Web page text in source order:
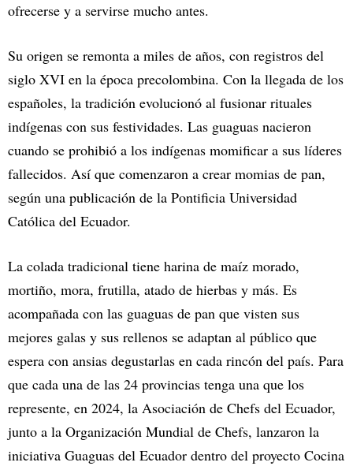
ofrecerse y a servirse mucho antes.
Su origen se remonta a miles de años, con registros del
siglo XVI en la época precolombina. Con la llegada de los
españoles, la tradición evolucionó al fusionar rituales
indígenas con sus festividades. Las guaguas nacieron
cuando se prohibió a los indígenas momificar a sus líderes
fallecidos. Así que comenzaron a crear momias de pan,
según una publicación de la Pontificia Universidad
Católica del Ecuador.
La colada tradicional tiene harina de maíz morado,
mortiño, mora, frutilla, atado de hierbas y más. Es
acompañada con las guaguas de pan que visten sus
mejores galas y sus rellenos se adaptan al público que
espera con ansias degustarlas en cada rincón del país. Para
que cada una de las 24 provincias tenga una que los
represente, en 2024, la Asociación de Chefs del Ecuador,
junto a la Organización Mundial de Chefs, lanzaron la
iniciativa Guaguas del Ecuador dentro del proyecto Cocina